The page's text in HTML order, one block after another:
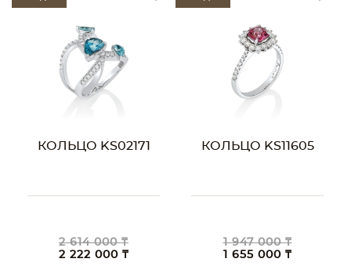
КОЛЬЦО KS02171
2 614 000 ₸
2 222 000 ₸
КОЛЬЦО KS11605
1 947 000 ₸
1 655 000 ₸